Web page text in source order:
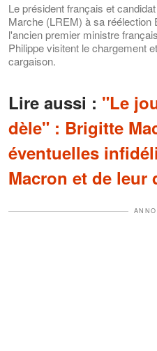
Le président français et
Marche (LREM) à sa
l'ancien premier ministre
Philippe visitent le chargement
cargaison.
Lire aussi : "Le
dèle" : Brigitte
éventuelles
Macron et de leur